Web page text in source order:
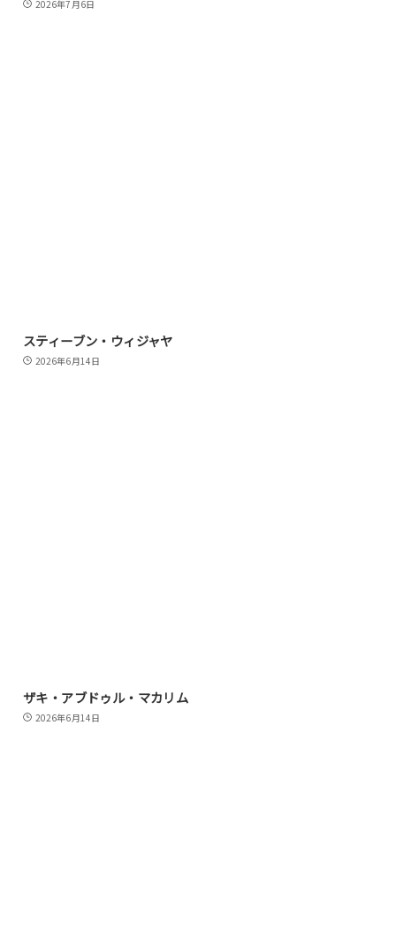
2026年7月6日
スティーブン・ウィジャヤ
2026年6月14日
ザキ・アブドゥル・マカリム
2026年6月14日